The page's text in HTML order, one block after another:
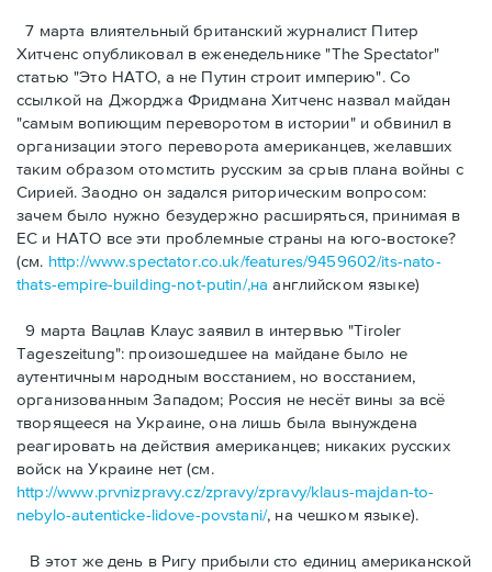
7 марта влиятельный британский журналист Питер
Хитченс опубликовал в еженедельнике "The Spectator"
статью "Это НАТО, а не Путин строит империю". Со
ссылкой на Джорджа Фридмана Хитченс назвал майдан
"самым вопиющим переворотом в истории" и обвинил в
организации этого переворота американцев, желавших
таким образом отомстить русским за срыв плана войны с
Сирией. Заодно он задался риторичeским вопросом:
зачем было нужно безудержно расширяться, принимая в
ЕС и НАТО все эти проблемные страны на юго-востоке?
(см. http://www.spectator.co.uk/features/9459602/its-nato-
thats-empire-building-not-putin/,на английском языке)
9 марта Вацлав Клаус заявил в интервью "Tiroler
Tageszeitung": произошедшее на майдане было не
аутентичным народным восстанием, но восстанием,
организованным Западом; Россия не несёт вины за всё
творящееся на Украине, она лишь была вынуждена
реагировать на действия американцев; никаких русских
вoйск на Украине нет (см.
http://www.prvnizpravy.cz/zpravy/zpravy/klaus-majdan-to-
nebylo-autenticke-lidove-povstani/, на чешком языке).
В этот же день в Ригу прибыли сто единиц американской